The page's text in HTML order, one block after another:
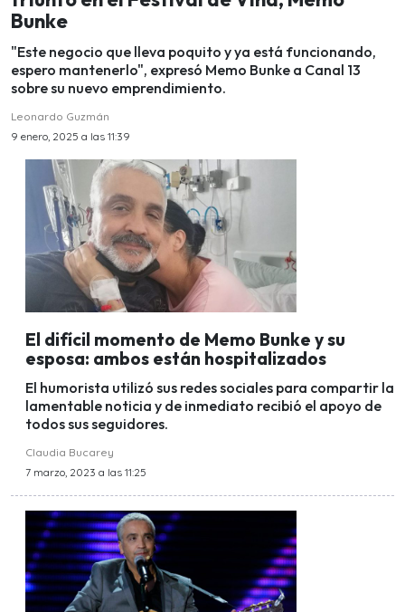
Bunke
"Este negocio que lleva poquito y ya está funcionando,
espero mantenerlo", expresó Memo Bunke a Canal 13
sobre su nuevo emprendimiento.
Leonardo Guzmán
9 enero, 2025 a las 11:39
El difícil momento de Memo Bunke y su
esposa: ambos están hospitalizados
El humorista utilizó sus redes sociales para compartir la
lamentable noticia y de inmediato recibió el apoyo de
todos sus seguidores.
Claudia Bucarey
7 marzo, 2023 a las 11:25